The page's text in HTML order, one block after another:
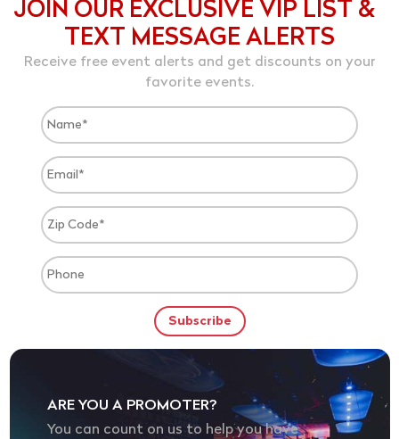
JOIN OUR EXCLUSIVE VIP LIST &
TEXT MESSAGE ALERTS
Receive free event alerts and get discounts on your
favorite events.
ARE YOU A PROMOTER?
You can count on us to help you have